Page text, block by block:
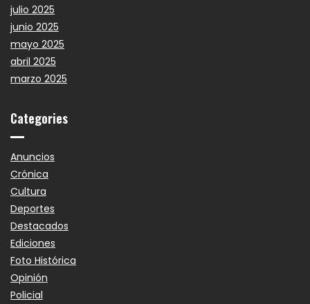
julio 2025
junio 2025
mayo 2025
abril 2025
marzo 2025
Categories
Anuncios
Crónica
Cultura
Deportes
Destacados
Ediciones
Foto Histórica
Opinión
Policial